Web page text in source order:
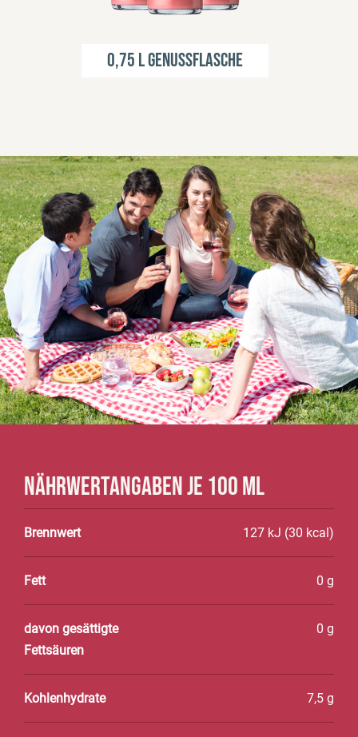
0,75 l Genussflasche
Nährwertangaben je 100 ml
Brennwert 127 kJ (30 kcal)
Fett 0 g
davon gesättigte
Fettsäuren
0 g
Kohlenhydrate 7,5 g